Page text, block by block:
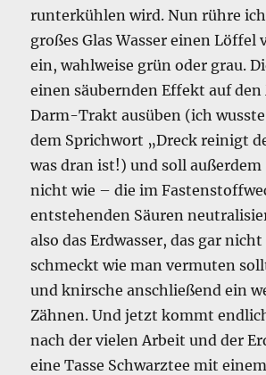
runterkühlen wird. Nun rühre
großes Glas Wasser einen Löffel
ein, wahlweise grün oder grau.
einen säubernden Effekt auf
Darm-Trakt ausüben (ich wusste
dem Sprichwort „Dreck reinigt
was dran ist!) und soll
nicht wie – die im
entstehenden Säuren
also das Erdwasser, das gar
schmeckt wie man vermuten
und knirsche anschließend ein
Zähnen. Und jetzt kommt
nach der vielen Arbeit und der
eine Tasse Schwarztee mit